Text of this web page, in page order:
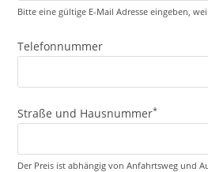
Bitte eine gültige E-Mail Adresse eingeben,
Telefonnummer
Straße und Hausnummer*
Der Preis ist abhängig von Anfahrtsweg und